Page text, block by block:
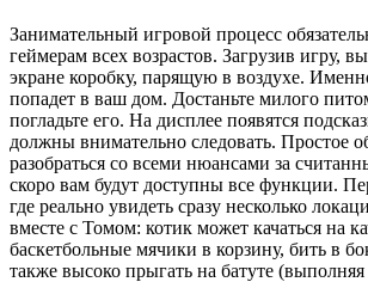
Занимательный игровой процесс
геймерам всех возрастов. Загрузив игру,
экране коробку, парящую в воздухе.
попадет в ваш дом. Достаньте милого
погладьте его. На дисплее появятся
должны внимательно следовать. Простое
разобраться со всеми нюансами за
скоро вам будут доступны все функции.
где реально увидеть сразу несколько
вместе с Томом: котик может качаться на
баскетбольные мячики в корзину, бить в
также высоко прыгать на батуте